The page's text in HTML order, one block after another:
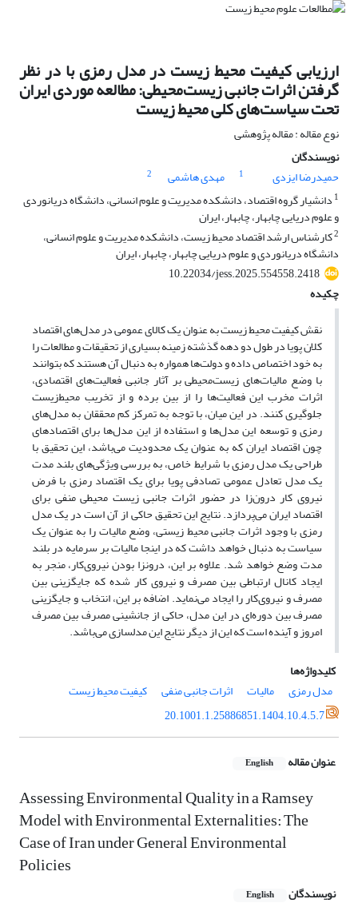
ارزیابی کیفیت محیط زیست در مدل رمزی با در نظر
گرفتن اثرات جانبی زیست‌محیطی: مطالعه موردی ایران
تحت سیاست‌های کلی محیط زیست
نوع مقاله : مقاله پژوهشی
نویسندگان
حمیدرضا ایزدی
1 مهدی هاشمی
2
1 دانشیار گروه اقتصاد، دانشکده مدیریت و علوم انسانی، دانشگاه دریانوردی
و علوم دریایی چابهار، چابهار، ایران
2کارشناس ارشد اقتصاد محیط زیست، دانشکده مدیریت و علوم انسانی،
دانشگاه دریانوردی و علوم دریایی چابهار، چابهار، ایران
10.22034/jess.2025.554558.2418
چکیده
نقش کیفیت محیط زیست به عنوان یک کالای عمومی در مدل‌های اقتصاد
کلان پویا در طول دو دهه گذشته زمینه بسیاری از تحقیقات و مطالعات را
به خود اختصاص داده‌ و دولت‌ها همواره به دنبال آن هستند که بتوانند
با وضع مالیات‌های زیست‌محیطی بر آثار جانبی فعالیت‌های اقتصادی،
اثرات مخرب این فعالیت‌ها را از بین برده و از تخریب محیط‌زیست
جلوگیری کنند. در این میان، با توجه به تمرکز کم محققان به مدل‌های
رمزی و توسعه این مدل‌ها و استفاده از این مدل‌ها برای اقتصادهای
چون اقتصاد ایران که به عنوان یک محدودیت می‌باشد، این تحقیق با
طراحی یک مدل‌ رمزی با شرایط خاص، به بررسی ویژگی‌های بلند مدت
یک مدل تعادل عمومی تصادفی پویا برای یک اقتصاد رمزی با فرض
نیروی کار درون‌زا در حضور اثرات جانبی زیست محیطی منفی برای
اقتصاد ایران می‌پردازد. نتایج این تحقیق حاکی از آن است در یک مدل
رمزی با وجود اثرات جانبی محیط زیستی، وضع مالیات را به عنوان یک
سیاست به دنبال خواهد داشت که در اینجا مالیات بر سرمایه در بلند
مدت وضع خواهد شد. علاوه بر این، درونزا بودن نیروی‌کار، منجر به
ایجاد کانال ارتباطی بین مصرف و نیروی کار شده که جایگزینی بین
مصرف و نیروی‌کار را ایجاد می‌نماید. اضافه بر این، انتخاب و جایگزینی
مصرف بین دوره‌ای در این مدل، حاکی از جانشینی مصرف بین مصرف
امروز و آینده است که این از دیگر نتایج این مدلسازی می‌باشد.
کلیدواژه‌ها
مدل رمزی
مالیات اثرات جانبی منفی
کیفیت محیط زیست
20.1001.1.25886851.1404.10.4.5.7
عنوان مقاله English
Assessing Environmental Quality in a Ramsey
Model with Environmental Externalities: The
Case of Iran under General Environmental
Policies
نویسندگان English